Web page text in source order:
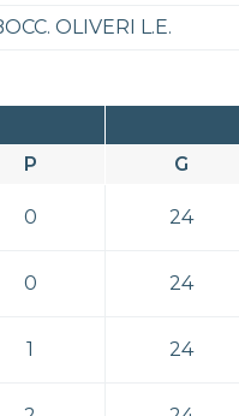
OLIVERI L.E.
P G
0 24
0 24
1 24